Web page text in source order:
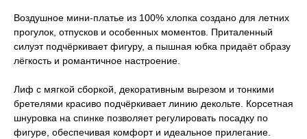
Воздушное мини-платье из 100% хлопка создано для летних
прогулок, отпусков и особенных моментов. Приталенный
силуэт подчёркивает фигуру, а пышная юбка придаёт образу
лёгкость и романтичное настроение.
Лиф с мягкой сборкой, декоративным вырезом и тонкими
бретелями красиво подчёркивает линию декольте. Корсетная
шнуровка на спинке позволяет регулировать посадку по
фигуре, обеспечивая комфорт и идеальное прилегание.